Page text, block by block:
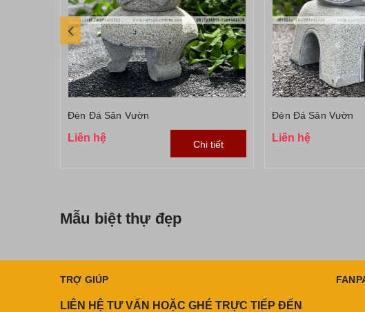
Đèn Đá Sân Vườn
Liên hệ
Chi tiết
Đèn Đá Sân Vườn
Liên hệ
Mẫu biệt thự đẹp
TRỢ GIÚP
LIÊN HỆ TƯ VẤN HOẶC GHÉ TRỰC TIẾP ĐẾN